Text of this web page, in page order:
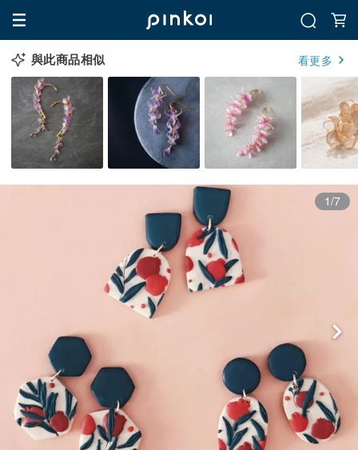
與此商品相似 看更多
1/7